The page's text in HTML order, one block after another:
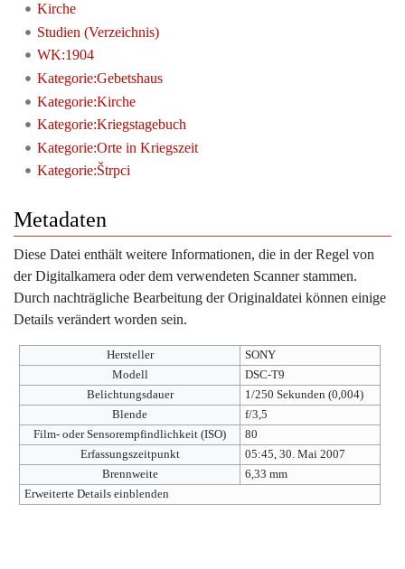
Kirche
Studien (Verzeichnis)
WK:1904
Kategorie:Gebetshaus
Kategorie:Kirche
Kategorie:Kriegstagebuch
Kategorie:Orte in Kriegszeit
Kategorie:Štrpci
Metadaten
Diese Datei enthält weitere Informationen, die in der Regel von
der Digitalkamera oder dem verwendeten Scanner stammen.
Durch nachträgliche Bearbeitung der Originaldatei können einige
Details verändert worden sein.
Hersteller
SONY
Modell
DSC-T9
Belichtungsdauer
1/250 Sekunden (0,004)
Blende
f/3,5
Film- oder Sensorempfindlichkeit (ISO)
80
Erfassungszeitpunkt
05:45, 30. Mai 2007
Brennweite
6,33 mm
Erweiterte Details einblenden